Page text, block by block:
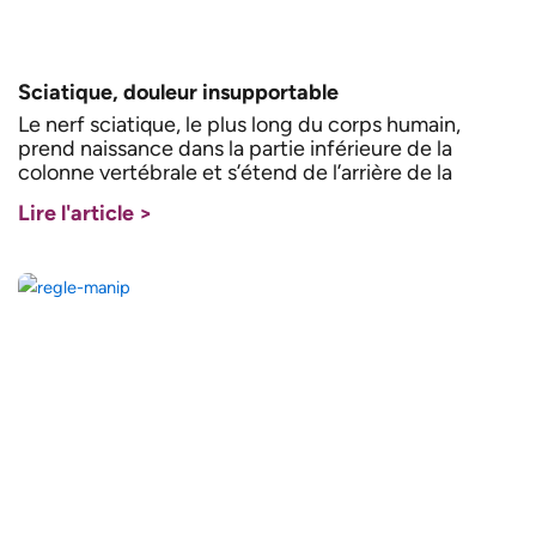
Sciatique, douleur insupportable
Le nerf sciatique, le plus long du corps humain,
prend naissance dans la partie inférieure de la
colonne vertébrale et s’étend de l’arrière de la
Lire l'article >